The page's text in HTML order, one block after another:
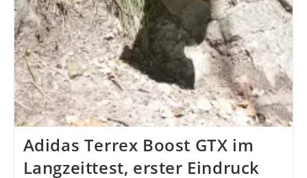
Adidas Terrex Boost GTX im
Langzeittest, erster Eindruck